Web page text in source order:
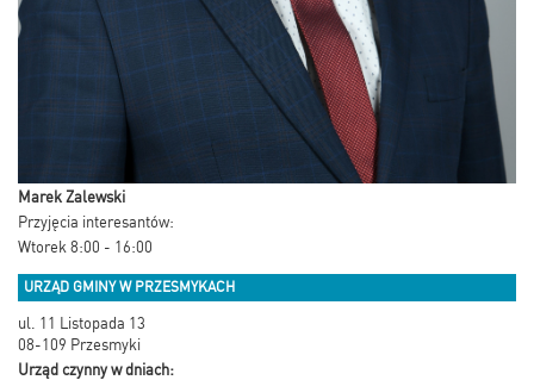
Marek Zalewski
Przyjęcia interesantów:
Wtorek 8:00 - 16:00
URZĄD GMINY W PRZESMYKACH
ul. 11 Listopada 13
08-109 Przesmyki
Urząd czynny w dniach: